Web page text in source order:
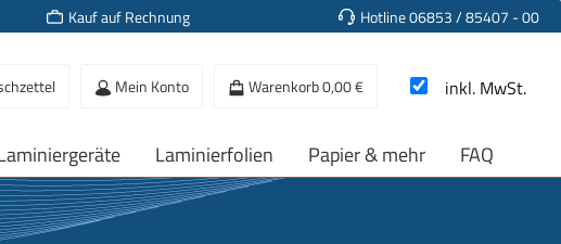
Kauf auf Rechnung Hotline 06853 / 85407 - 00
Mein Konto Warenkorb0,00 € inkl. MwSt.
Laminierfolien Papier & mehr FAQ